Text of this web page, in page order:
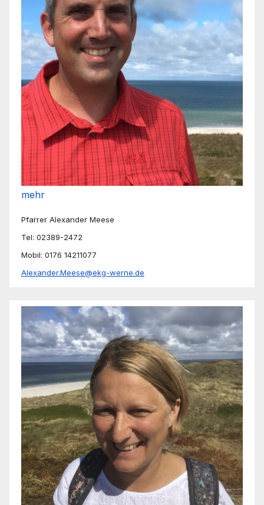
mehr
Pfarrer Alexander Meese
Tel: 02389-2472
Mobil: 0176 14211077
Alexander.Meese@ekg-werne.de